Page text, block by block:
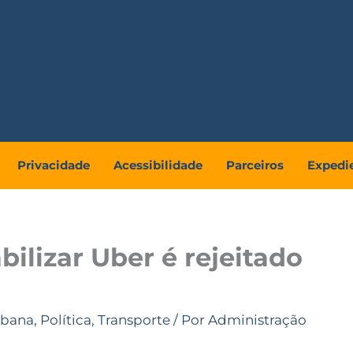
Privacidade Acessibilidade Parceiros
Uber é rejeitado
, Política, Transporte / Por Administração